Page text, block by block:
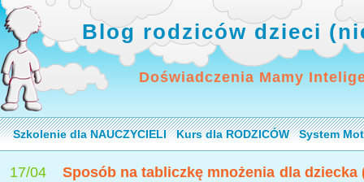
Blog rodziców dzieci
Doświadczenia Mamy
Szkolenie dla NAUCZYCIELI Kurs dla RODZICÓW System
17/04
Sposób na tabliczkę mnożenia dla dziecka